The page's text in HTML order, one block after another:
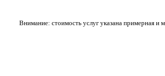
Внимание: стоимость услуг указана примерная и